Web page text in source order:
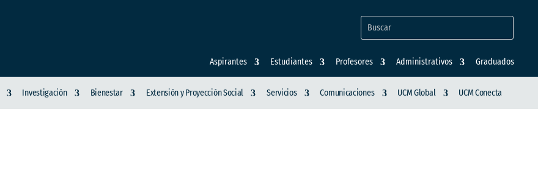
Aspirantes Estudiantes Profesores Administrativos Graduados
Investigación Bienestar Extensión y Proyección Social Servicios Comunicaciones UCM Global UCM Conecta